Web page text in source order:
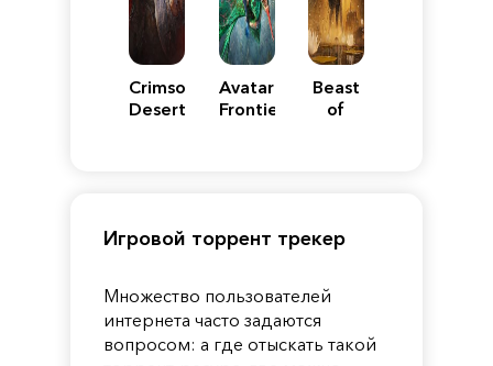
Crimson
Desert
Avatar:
Frontiers
Beast
of
Игровой торрент трекер
Множество пользователей
интернета часто задаются
вопросом: а где отыскать такой